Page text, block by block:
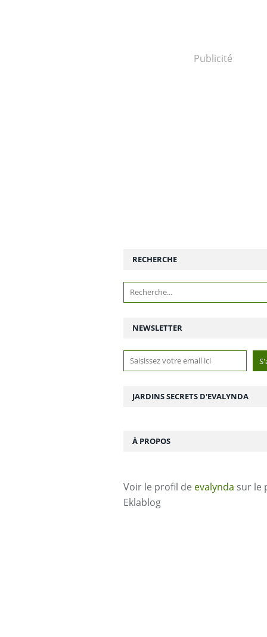
Publicité
NEWSLETTER
RECHERCHE
JARDINS SECRETS D'EVALYNDA
À PROPOS
Voir le profil de evalynda sur le
Eklablog